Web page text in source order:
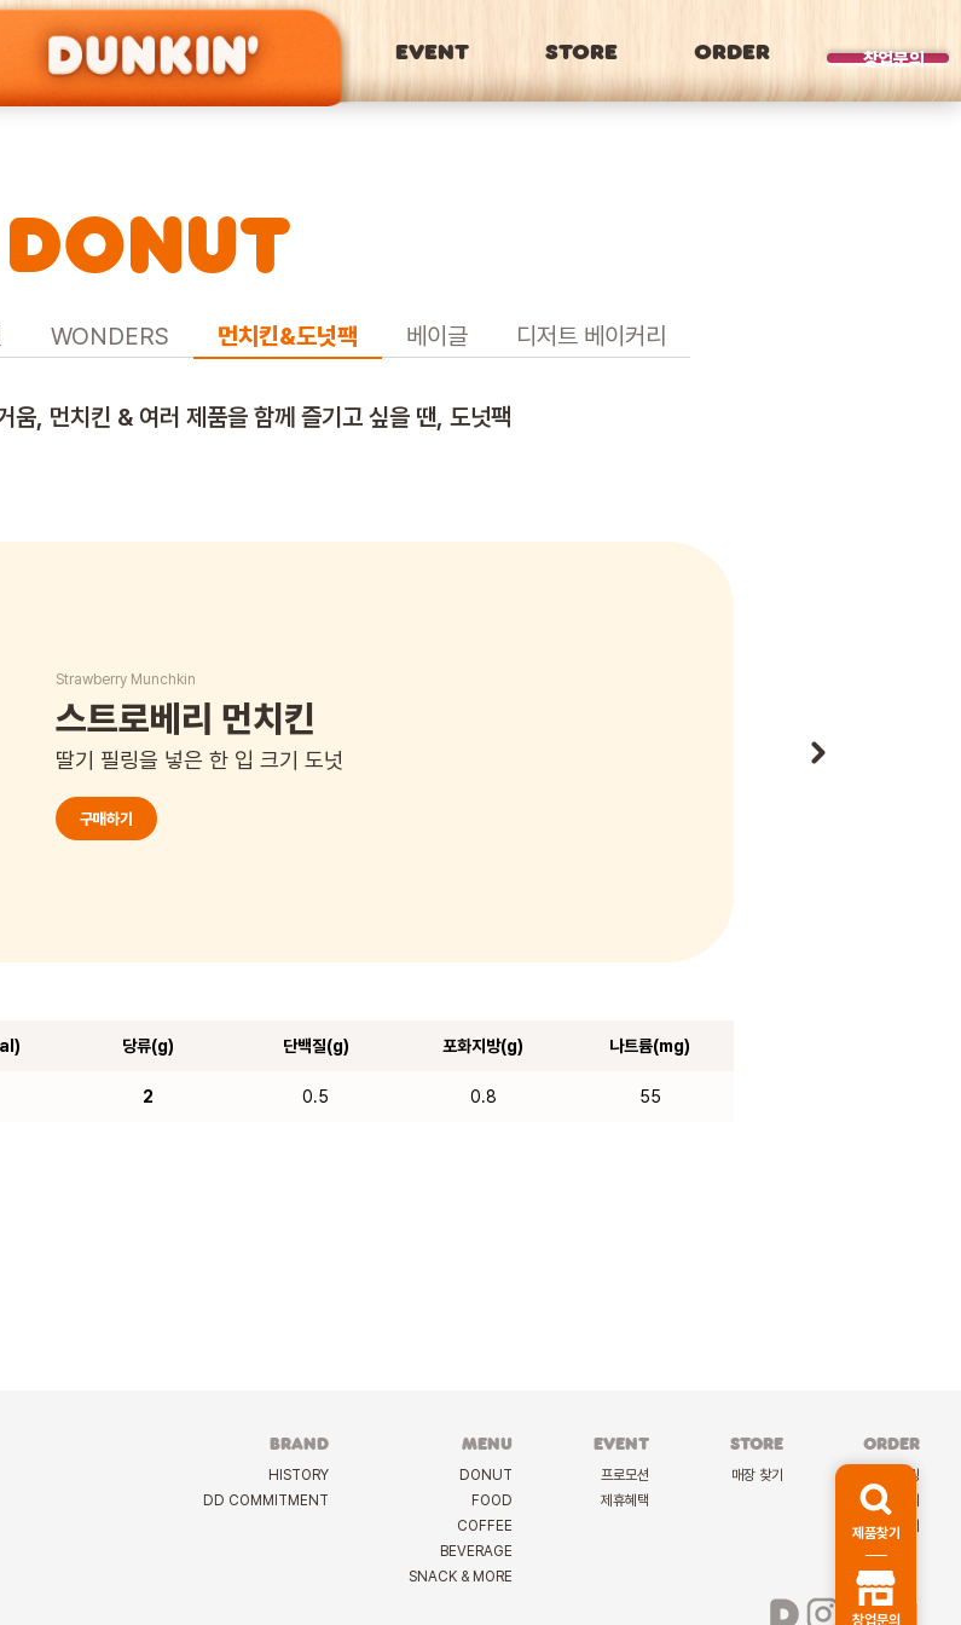
EVENT STORE ORDER 창업문의
BRAND
DONUT
WONDERS 먼치킨&도넛팩 베이글 디저트 베이커리
움, 먼치킨 & 여러 제품을 함께 즐기고 싶을 땐, 도넛팩
Strawberry Munchkin
스트로베리 먼치킨
딸기 필링을 넣은 한 입 크기 도넛
구매하기
당류(g)
2
단백질(g)
0.5
포화지방(g)
0.8
나트륨(mg)
55
BRAND
HISTORY
DD COMMITMENT
MENU
DONUT
FOOD
COFFEE
BEVERAGE
SNACK & MORE
EVENT
프로모션
제휴혜택
STORE
매장 찾기
ORDER
케이터링
딜리버리
선물하기
제품찾기
창업문의